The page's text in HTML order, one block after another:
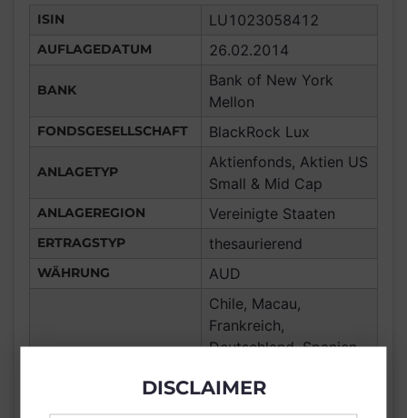
ISIN LU1023058412
AUFLAGEDATUM 26.02.2014
BANK
Bank of New York
Mellon
FONDSGESELLSCHAFT BlackRock Lux
ANLAGETYP
Aktienfonds, Aktien US
Small & Mid Cap
ANLAGEREGION Vereinigte Staaten
ERTRAGSTYP thesaurierend
WÄHRUNG
AUD
Chile, Macau,
Frankreich,
Deutschland, Spanien,
Vereinigtes Königreich
Großbritannien und
DISCLAIMER